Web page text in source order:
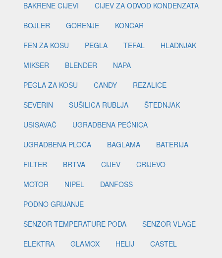
BAKRENE CIJEVI
CIJEV ZA ODVOD KONDENZATA
BOJLER
GORENJE
KONČAR
FEN ZA KOSU
PEGLA TEFAL
HLADNJAK
MIKSER
BLENDER
NAPA
PEGLA ZA KOSU
CANDY
REZALICE
SEVERIN
SUŠILICA RUBLJA
ŠTEDNJAK
USISAVAČ
UGRADBENA PEĆNICA
UGRADBENA PLOČA
BAGLAMA
BATERIJA
FILTER
BRTVA CIJEV
CRIJEVO
MOTOR
NIPEL
DANFOSS
PODNO GRIJANJE
SENZOR TEMPERATURE PODA
SENZOR VLAGE
ELEKTRA
GLAMOX HELIJ
CASTEL